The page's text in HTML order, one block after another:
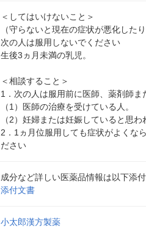
＜してはいけないこと＞
（守らないと現在の症状が悪化した
次の人は服用しないでください
生後3ヵ月未満の乳児。
＜相談すること＞
1．次の人は服用前に医師、薬剤師
（1）医師の治療を受けている人。
（2）妊婦または妊娠していると思わ
2．1ヵ月位服用しても症状がよくな
ださい
成分など詳しい医薬品情報は以下添
添付文書
小太郎漢方製薬